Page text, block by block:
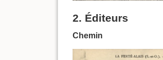
2. Éditeurs
Chemin